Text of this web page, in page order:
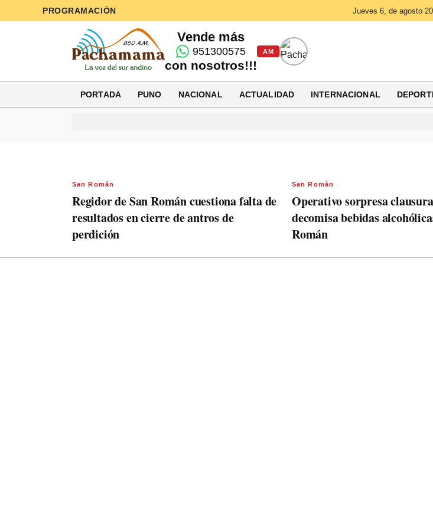
PROGRAMACIÓN Jueves 6, de agosto
Vende más
951300575
con nosotros!!!
AM
PORTADA PUNO NACIONAL ACTUALIDAD INTERNACIONAL
San Román
Regidor de San Román cuestiona falta de
resultados en cierre de antros de
perdición
San Román
Operativo sorpresa
decomisa bebidas
Román